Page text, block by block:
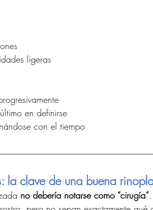
ligeras
en definirse
con el tiempo
la clave de una buena
no debería notarse como “cirugía”